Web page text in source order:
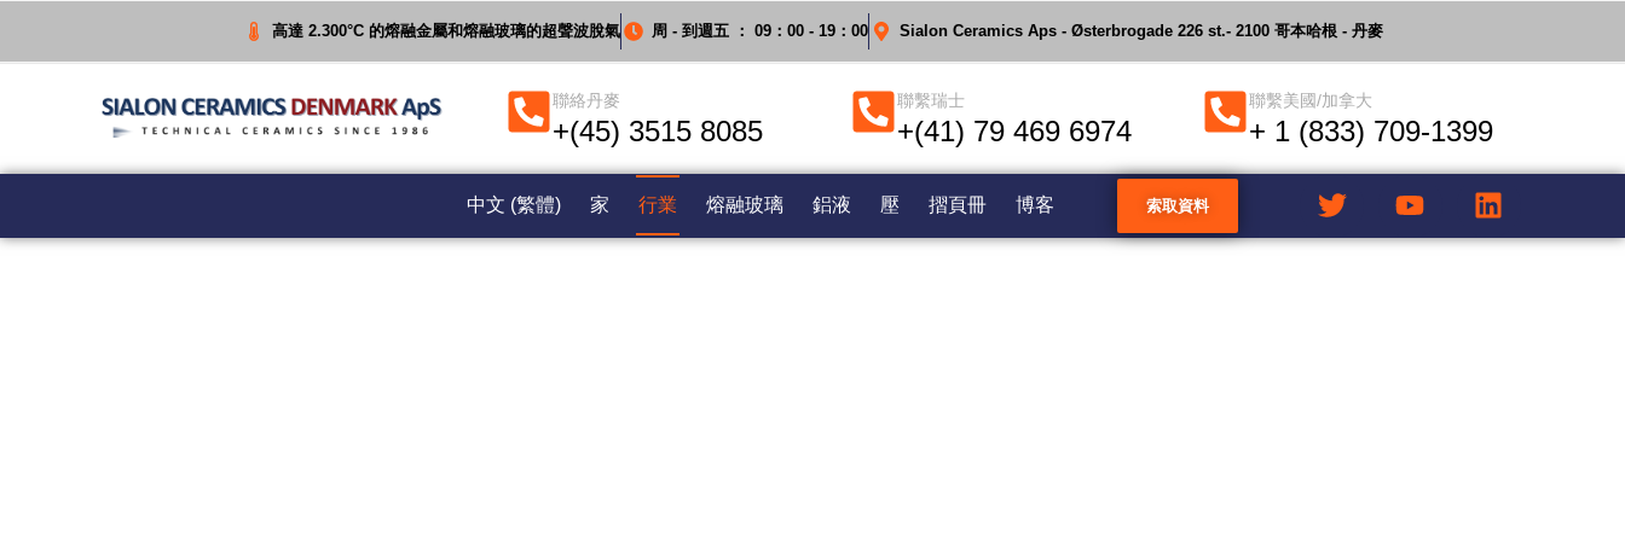
高達 2.300°C 的熔融金屬和熔融玻璃的超聲波脫氣 周 - 到週五 ： 09：00 - 19：00 Sialon Ceramics Aps - Østerbrogade 226 st.- 2100 哥本哈根 - 丹麥
聯絡丹麥
+(45) 3515 8085
聯繫瑞士
+(41) 79 469 6974
聯繫美國/加拿大
+ 1 (833) 709-1399
中文 (繁體) 家 行業 熔融玻璃 鋁液 壓 摺頁冊 博客 索取資料